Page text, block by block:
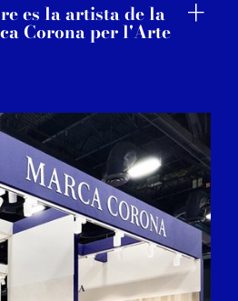
es la artista de la
Corona per l'Arte